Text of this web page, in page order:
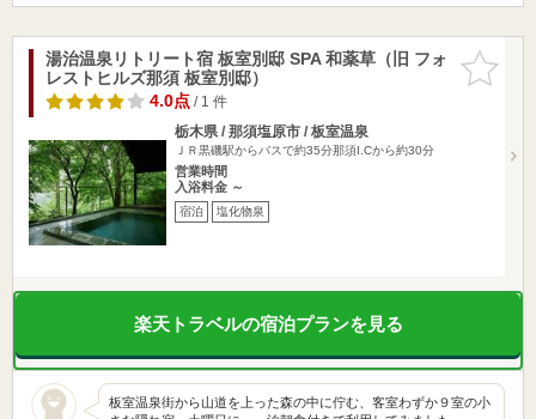
お気に入
りに追加
湯治温泉リトリート宿 板室別邸 SPA 和薬草（旧 フォ
レストヒルズ那須 板室別邸）
4.0点/ 1 件
栃木県 / 那須塩原市 / 板室温泉
ＪＲ黒磯駅からバスで約35分那須I.Cから約30分
営業時間
入浴料金 ～
宿泊 塩化物泉
楽天トラベルの宿泊プランを見る
板室温泉街から山道を上った森の中に佇む、客室わずか９室の小